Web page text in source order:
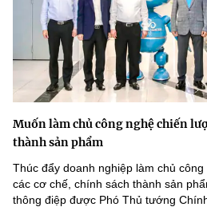
Muốn làm chủ công nghệ chiến
thành sản phẩm
Thúc đẩy doanh nghiệp làm chủ
các cơ chế, chính sách thành sản
thông điệp được Phó Thủ tướng